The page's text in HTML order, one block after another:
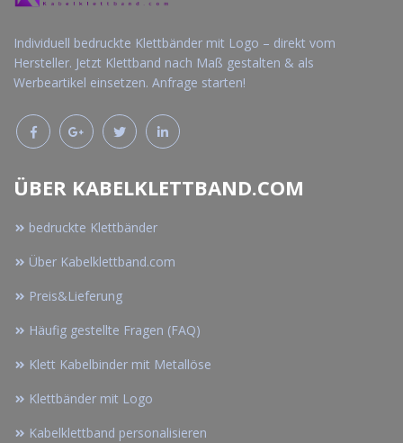
Individuell bedruckte Klettbänder mit Logo – direkt vom
Hersteller. Jetzt Klettband nach Maß gestalten & als
Werbeartikel einsetzen. Anfrage starten!
ÜBER KABELKLETTBAND.COM
bedruckte Klettbänder
Über Kabelklettband.com
Preis&Lieferung
Häufig gestellte Fragen (FAQ)
Klett Kabelbinder mit Metallöse
Klettbänder mit Logo
Kabelklettband personalisieren